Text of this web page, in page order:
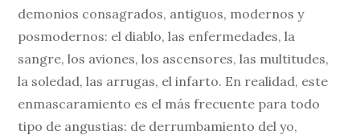
demonios consagrados, antiguos, modernos y
posmodernos: el diablo, las enfermedades, la
sangre, los aviones, los ascensores, las multitudes,
la soledad, las arrugas, el infarto. En realidad, este
enmascaramiento es el más frecuente para todo
tipo de angustias: de derrumbamiento del yo,